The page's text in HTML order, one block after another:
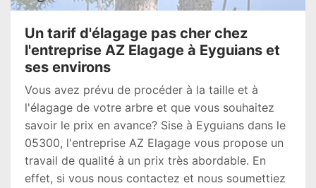
Un tarif d'élagage pas cher chez
l'entreprise AZ Elagage à Eyguians et
ses environs
Vous avez prévu de procéder à la taille et à
l'élagage de votre arbre et que vous souhaitez
savoir le prix en avance? Sise à Eyguians dans le
05300, l'entreprise AZ Elagage vous propose un
travail de qualité à un prix très abordable. En
effet, si vous nous contactez et nous soumettiez